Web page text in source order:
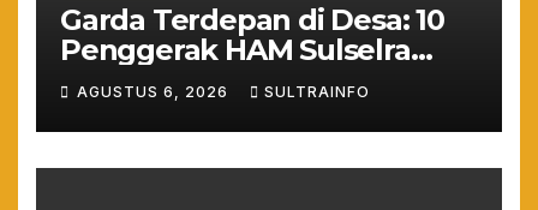
Garda Terdepan di Desa: 10
Penggerak HAM Sulselra
Resmi Bertugas Mengawal
Asta Cita Prabowo
AGUSTUS 6, 2026 SULTRAINFO